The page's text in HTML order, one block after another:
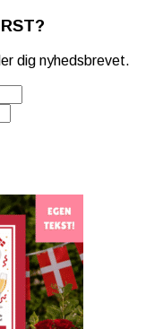
dig nyhedsbrevet.